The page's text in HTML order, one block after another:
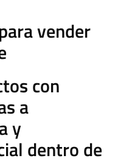
vender
con
a
y
dentro de